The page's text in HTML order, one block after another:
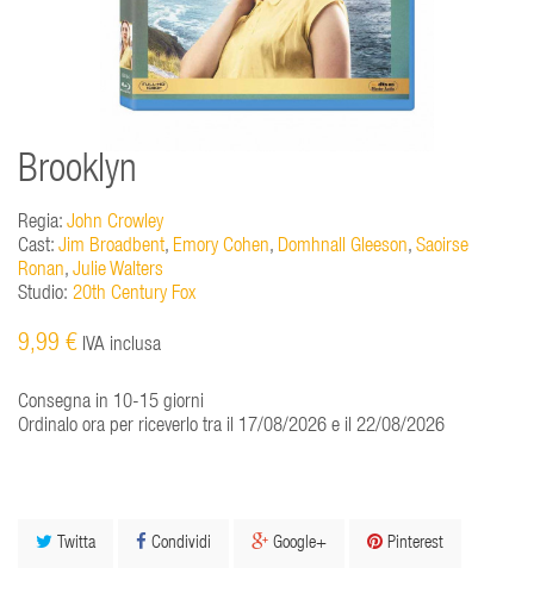
Brooklyn
Regia: John Crowley
Cast: Jim Broadbent, Emory Cohen, Domhnall Gleeson, Saoirse
Ronan, Julie Walters
Studio: 20th Century Fox
9,99 € IVA inclusa
Consegna in 10-15 giorni
Ordinalo ora per riceverlo tra il 17/08/2026 e il 22/08/2026
Twitta Condividi Google+ Pinterest